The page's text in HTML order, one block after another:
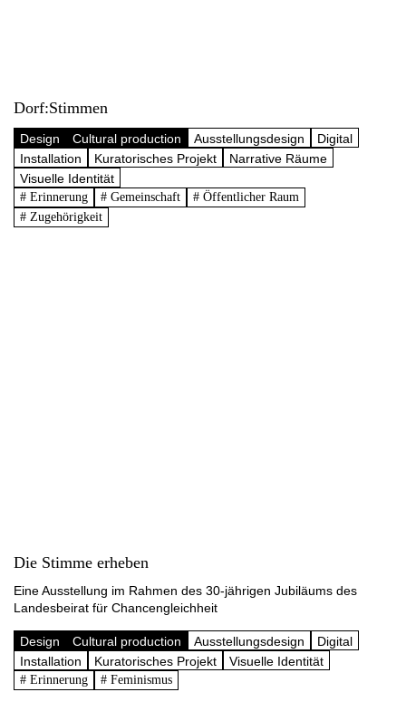
Dorf:Stimmen
Design Cultural production Ausstellungsdesign
Digital
Installation
Kuratorisches Projekt
Narrative Räume
Visuelle Identität
# Erinnerung # Gemeinschaft
# Öffentlicher Raum
# Zugehörigkeit
Die Stimme erheben
Eine Ausstellung im Rahmen des 30-jährigen Jubiläums des
Landesbeirat für Chancengleichheit
Design Cultural production Ausstellungsdesign
Digital
Installation
Kuratorisches Projekt Visuelle Identität
# Erinnerung # Feminismus